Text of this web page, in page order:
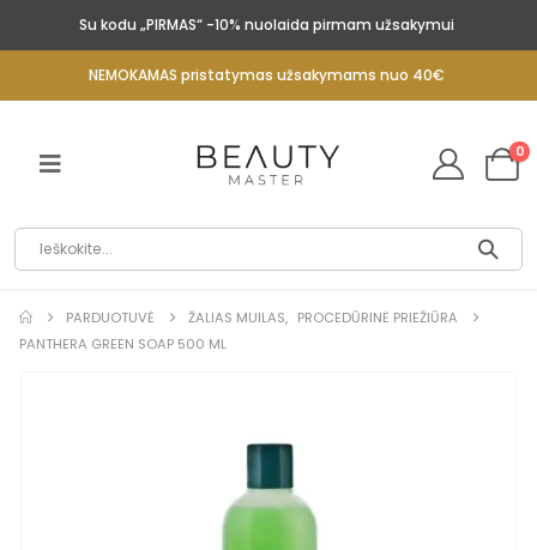
Su kodu „PIRMAS“ -10% nuolaida pirmam užsakymui
NEMOKAMAS pristatymas užsakymams nuo 40€
0
PARDUOTUVĖ ŽALIAS MUILAS, PROCEDŪRINĖ PRIEŽIŪRA
PANTHERA GREEN SOAP 500 ML